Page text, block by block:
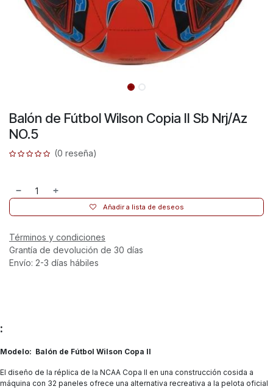
Balón de Fútbol Wilson Copia II Sb Nrj/Az
NO.5
(0 reseña)
Añadir a lista de deseos
Términos y condiciones
Grantía de devolución de 30 días
Envío: 2-3 días hábiles
:
Modelo: Balón de Fútbol Wilson Copa II
El diseño de la réplica de la NCAA Copa II en una construcción cosida a
máquina con 32 paneles ofrece una alternativa recreativa a la pelota oficial